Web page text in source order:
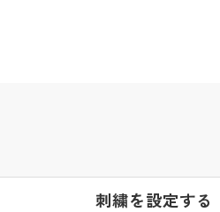
刺繍を設定する